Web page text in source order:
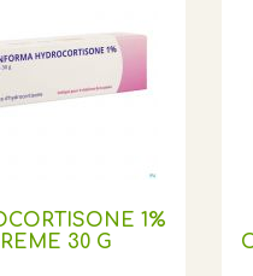
1%
30 G